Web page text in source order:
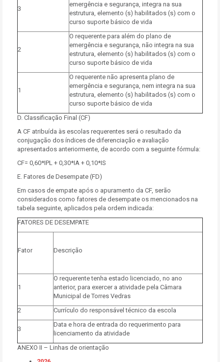
3
emergência e segurança, integra na sua
estrutura, elemento (s) habilitados (s) com o
curso suporte básico de vida
2
O requerente para além do plano de
emergência e segurança, não integra na sua
estrutura, elemento (s) habilitados (s) com o
curso suporte básico de vida
1
O requerente não apresenta plano de
emergência e segurança, nem integra na sua
estrutura, elemento (s) habilitados (s) com o
curso suporte básico de vida
D. Classificação Final (CF)
A CF atribuída às escolas requerentes será o resultado da
conjugação dos índices de diferenciação e avaliação
apresentados anteriormente, de acordo com a seguinte fórmula:
CF= 0,60*IPL + 0,30*IA + 0,10*IS
E. Fatores de Desempate (FD)
Em casos de empate após o apuramento da CF, serão
considerados como fatores de desempate os mencionados na
tabela seguinte, aplicados pela ordem indicada:
FATORES DE DESEMPATE
Fator Descrição
1
O requerente tenha estado licenciado, no ano
anterior, para exercer a atividade pela Câmara
Municipal de Torres Vedras
2
Currículo do responsável técnico da escola
3
Data e hora de entrada do requerimento para
licenciamento da atividade
ANEXO II – Linhas de orientação